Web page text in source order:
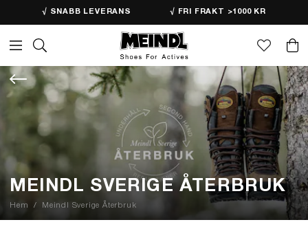
√ SNABB LEVERANS √ FRI FRAKT >1000 KR
MEINDL SVERIGE ÅTERBRUK
Hem Meindl Sverige Återbruk